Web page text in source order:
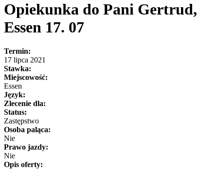
Opiekunka do Pani Gertrud,
Essen 17. 07
Termin:
17 lipca 2021
Stawka:
Miejscowość:
Essen
Język:
Zlecenie dla:
Status:
Zastępstwo
Osoba paląca:
Nie
Prawo jazdy:
Nie
Opis oferty: